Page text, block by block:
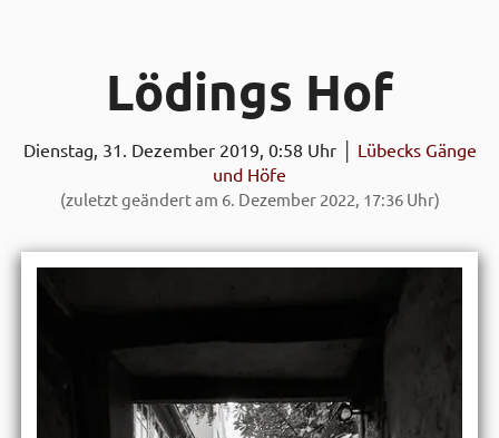
Lödings Hof
Dienstag, 31. Dezember 2019, 0:58 Uhr │ Lübecks Gänge
und Höfe
(zuletzt geändert am 6. Dezember 2022, 17:36 Uhr)